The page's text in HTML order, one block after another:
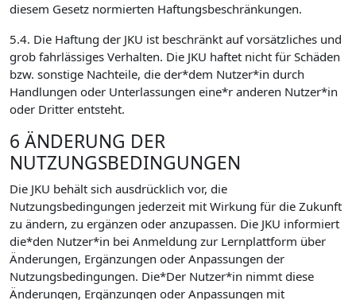
diesem Gesetz normierten Haftungsbeschränkungen.
5.4. Die Haftung der JKU ist beschränkt auf vorsätzliches und
grob fahrlässiges Verhalten. Die JKU haftet nicht für Schäden
bzw. sonstige Nachteile, die der*dem Nutzer*in durch
Handlungen oder Unterlassungen eine*r anderen Nutzer*in
oder Dritter entsteht.
6 ÄNDERUNG DER
NUTZUNGSBEDINGUNGEN
Die JKU behält sich ausdrücklich vor, die
Nutzungsbedingungen jederzeit mit Wirkung für die Zukunft
zu ändern, zu ergänzen oder anzupassen. Die JKU informiert
die*den Nutzer*in bei Anmeldung zur Lernplattform über
Änderungen, Ergänzungen oder Anpassungen der
Nutzungsbedingungen. Die*Der Nutzer*in nimmt diese
Änderungen, Ergänzungen oder Anpassungen mit